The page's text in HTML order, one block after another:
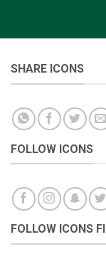
SHARE ICONS
FOLLOW ICONS
FOLLOW ICONS